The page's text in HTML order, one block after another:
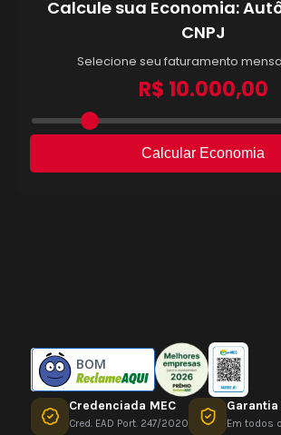
BOM
Credenciada MEC
Cred. EAD Port. 247/2020 Em todos